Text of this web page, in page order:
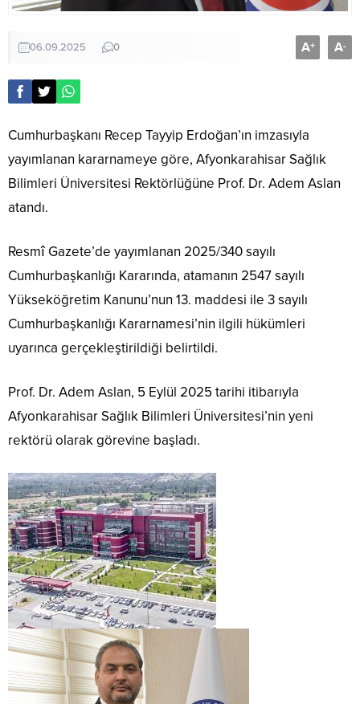
06.09.2025 0 A+ A-
Cumhurbaşkanı Recep Tayyip Erdoğan’ın imzasıyla
yayımlanan kararnameye göre, Afyonkarahisar Sağlık
Bilimleri Üniversitesi Rektörlüğüne Prof. Dr. Adem Aslan
atandı.
Resmî Gazete’de yayımlanan 2025/340 sayılı
Cumhurbaşkanlığı Kararında, atamanın 2547 sayılı
Yükseköğretim Kanunu’nun 13. maddesi ile 3 sayılı
Cumhurbaşkanlığı Kararnamesi’nin ilgili hükümleri
uyarınca gerçekleştirildiği belirtildi.
Prof. Dr. Adem Aslan, 5 Eylül 2025 tarihi itibarıyla
Afyonkarahisar Sağlık Bilimleri Üniversitesi’nin yeni
rektörü olarak görevine başladı.